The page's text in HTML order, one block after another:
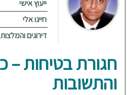
ייעוץ אישי
חייגו אלי
דירוגים והמלצות
חגורת בטיחות –
והתשובות